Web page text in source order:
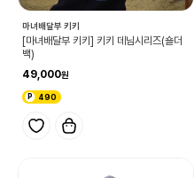
마녀배달부 키키
[마녀배달부 키키] 키키 데님시리즈(숄더
백)
49,000
490